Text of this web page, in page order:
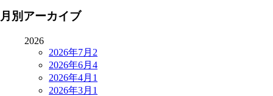
月別アーカイブ
2026
2026年7月 2
2026年6月 4
2026年4月 1
2026年3月 1